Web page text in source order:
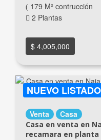
179 M² contrucción
2 Plantas
$ 4,005,000
NUEVO LISTADO
Venta Casa
Casa en venta en
recamara en